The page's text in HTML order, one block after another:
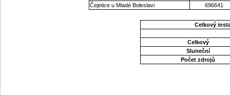
Čejetice u Mladé Boleslavi
696641
Celkový
Celkový
Sluneční
Počet zdrojů